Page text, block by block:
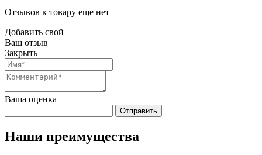
Отзывов к товару еще нет
Добавить свой
Ваш отзыв
Закрыть
Ваша оценка
Отправить
Наши преимущества